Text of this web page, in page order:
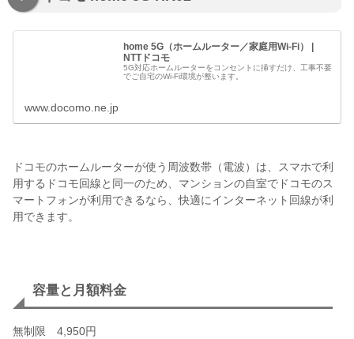
home 5G（ホームルーター／家庭用Wi-Fi） |
NTTドコモ
5G対応ホームルーターをコンセントに挿すだけ、工事不要
でご自宅のWi-Fi環境が整います。
www.docomo.ne.jp
ドコモのホームルーターが使う周波数帯（電波）は、スマホで利
用するドコモ回線と同一のため、マンションの自室でドコモのス
マートフォンが利用できるなら、快適にインターネット回線が利
用できます。
容量と月額料金
無制限 4,950円